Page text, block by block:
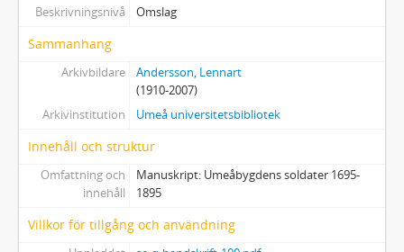
Beskrivningsnivå
Omslag
Sammanhang
Arkivbildare
Andersson, Lennart
(1910-2007)
Arkivinstitution
Umeå universitetsbibliotek
Innehåll och struktur
Omfattning och
innehåll
Manuskript: Umeåbygdens soldater 1695-
1895
Villkor för tillgång och användning